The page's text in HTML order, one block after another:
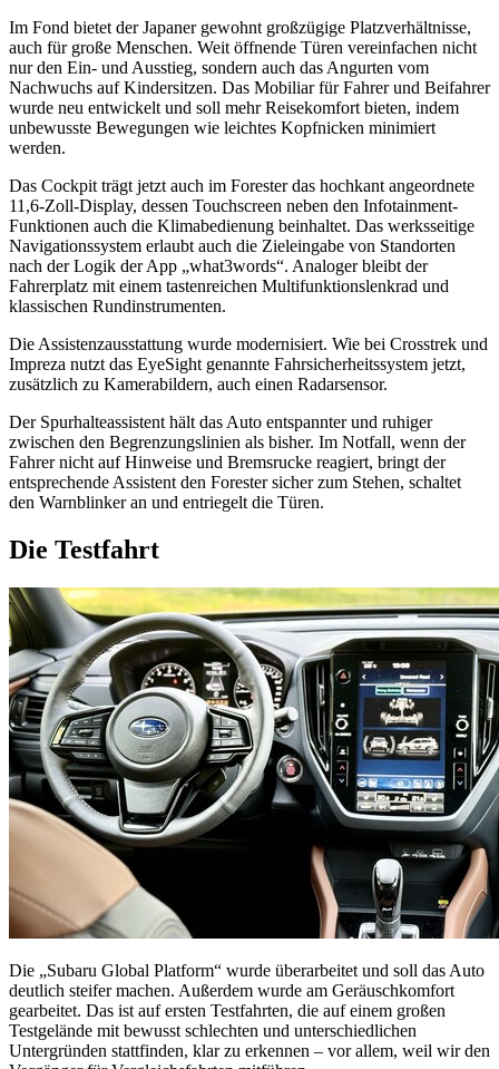
Im Fond bietet der Japaner gewohnt großzügige Platzverhältnisse,
auch für große Menschen. Weit öffnende Türen vereinfachen nicht
nur den Ein- und Ausstieg, sondern auch das Angurten vom
Nachwuchs auf Kindersitzen. Das Mobiliar für Fahrer und Beifahrer
wurde neu entwickelt und soll mehr Reisekomfort bieten, indem
unbewusste Bewegungen wie leichtes Kopfnicken minimiert
werden.
Das Cockpit trägt jetzt auch im Forester das hochkant angeordnete
11,6-Zoll-Display, dessen Touchscreen neben den Infotainment-
Funktionen auch die Klimabedienung beinhaltet. Das werksseitige
Navigationssystem erlaubt auch die Zieleingabe von Standorten
nach der Logik der App „what3words“. Analoger bleibt der
Fahrerplatz mit einem tastenreichen Multifunktionslenkrad und
klassischen Rundinstrumenten.
Die Assistenzausstattung wurde modernisiert. Wie bei Crosstrek und
Impreza nutzt das EyeSight genannte Fahrsicherheitssystem jetzt,
zusätzlich zu Kamerabildern, auch einen Radarsensor.
Der Spurhalteassistent hält das Auto entspannter und ruhiger
zwischen den Begrenzungslinien als bisher. Im Notfall, wenn der
Fahrer nicht auf Hinweise und Bremsrucke reagiert, bringt der
entsprechende Assistent den Forester sicher zum Stehen, schaltet
den Warnblinker an und entriegelt die Türen.
Die Testfahrt
Die „Subaru Global Platform“ wurde überarbeitet und soll das Auto
deutlich steifer machen. Außerdem wurde am Geräuschkomfort
gearbeitet. Das ist auf ersten Testfahrten, die auf einem großen
Testgelände mit bewusst schlechten und unterschiedlichen
Untergründen stattfinden, klar zu erkennen – vor allem, weil wir den